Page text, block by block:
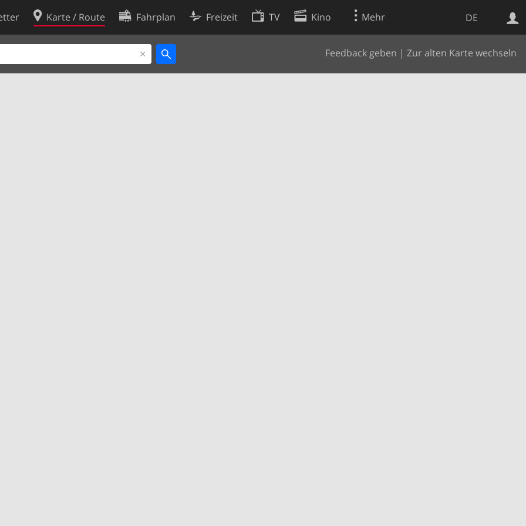
DE
Karte / Route Fahrplan Freizeit TV Kino Mehr
Feedback geben | Zur alten Karte wechseln
Websuche
Cookie-Richtlinie
Cookie-Einstellungen